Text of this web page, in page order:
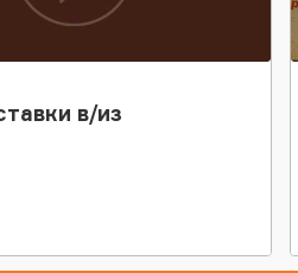
в/из